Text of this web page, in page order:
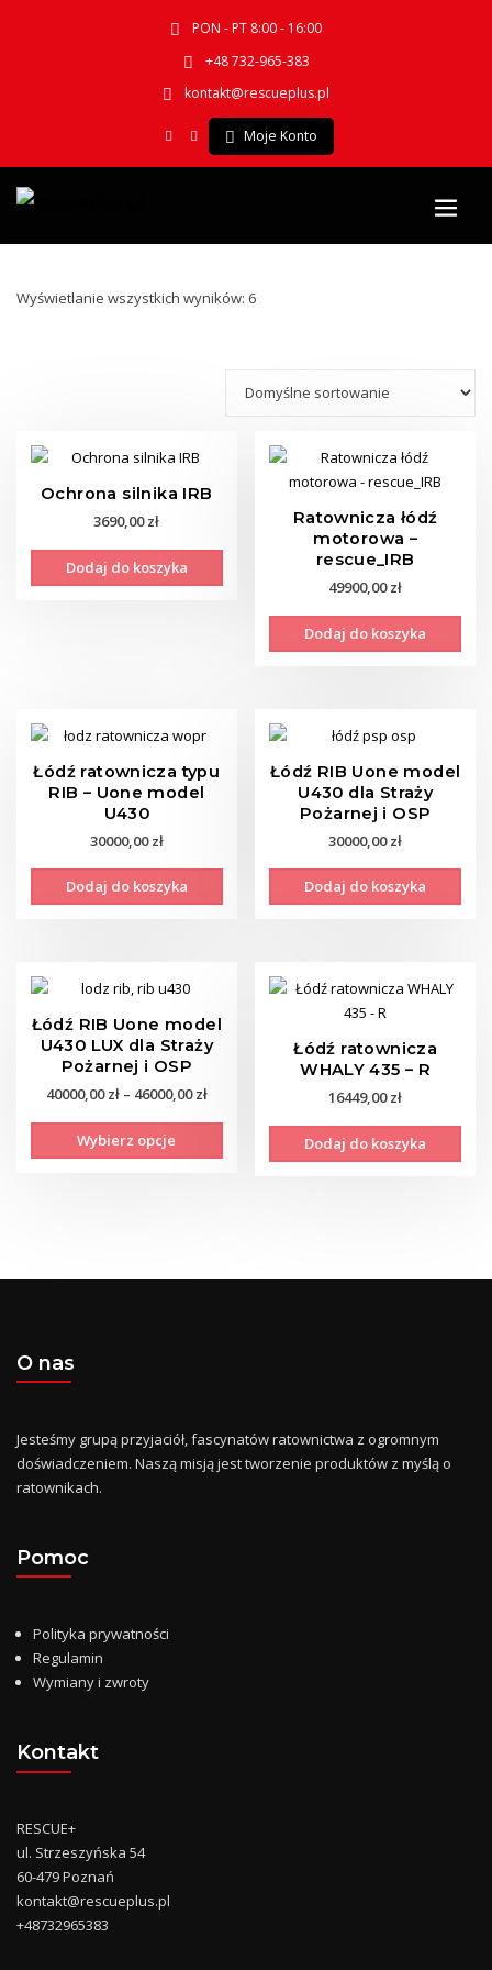
PON - PT 8:00 - 16:00
+48 732-965-383
kontakt@rescueplus.pl
Moje Konto
Wyświetlanie wszystkich wyników: 6
Ochrona silnika IRB
3690,00zł
Dodaj do koszyka
Ratownicza łódź
motorowa –
rescue_IRB
49900,00zł
Dodaj do koszyka
Łódź ratownicza typu
RIB – Uone model
U430
30000,00zł
Dodaj do koszyka
Łódź RIB Uone model
U430 dla Straży
Pożarnej i OSP
30000,00zł
Dodaj do koszyka
Łódź RIB Uone model
U430 LUX dla Straży
Pożarnej i OSP
40000,00zł – 46000,00złZakres
40000,00 zł
Wybierz opcje
Ten
Łódź ratownicza
WHALY 435 – R
16449,00zł
Dodaj do koszyka
O nas
Jesteśmy grupą przyjaciół, fascynatów ratownictwa z ogromnym
doświadczeniem. Naszą misją jest tworzenie produktów z myślą o
ratownikach.
Pomoc
Polityka prywatności
Regulamin
Wymiany i zwroty
Kontakt
RESCUE+
ul. Strzeszyńska 54
60-479 Poznań
kontakt@rescueplus.pl
+48732965383